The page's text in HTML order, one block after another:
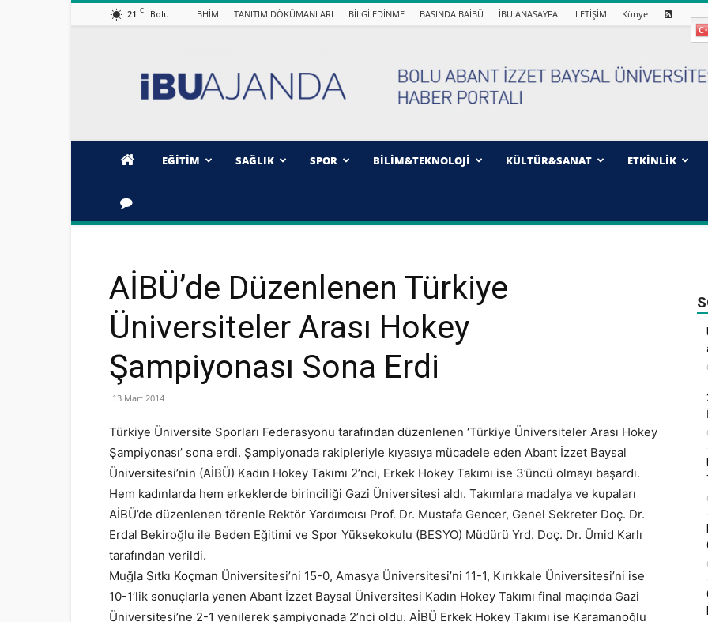
21 C Bolu BHİM TANITIM DÖKÜMANLARI BİLGİ EDİNME BASINDA BAİBÜ İBU ANASAYFA İLETİŞİM Künye
EĞİTİM SAĞLIK SPOR BİLİM&TEKNOLOJİ KÜLTÜR&SANAT ETKİNLİK
AİBÜ’de Düzenlenen Türkiye
Üniversiteler Arası Hokey
Şampiyonası Sona Erdi
13 Mart 2014
Türkiye Üniversite Sporları Federasyonu tarafından düzenlenen ‘Türkiye Üniversiteler Arası Hokey
Şampiyonası’ sona erdi. Şampiyonada rakipleriyle kıyasıya mücadele eden Abant İzzet Baysal
Üniversitesi’nin (AİBÜ) Kadın Hokey Takımı 2’nci, Erkek Hokey Takımı ise 3’üncü olmayı başardı.
Hem kadınlarda hem erkeklerde birinciliği Gazi Üniversitesi aldı. Takımlara madalya ve kupaları
AİBÜ’de düzenlenen törenle Rektör Yardımcısı Prof. Dr. Mustafa Gencer, Genel Sekreter Doç. Dr.
Erdal Bekiroğlu ile Beden Eğitimi ve Spor Yüksekokulu (BESYO) Müdürü Yrd. Doç. Dr. Ümid Karlı
tarafından verildi.
Muğla Sıtkı Koçman Üniversitesi’ni 15-0, Amasya Üniversitesi’ni 11-1, Kırıkkale Üniversitesi’ni ise
10-1’lik sonuçlarla yenen Abant İzzet Baysal Üniversitesi Kadın Hokey Takımı final maçında Gazi
Üniversitesi’ne 2-1 yenilerek şampiyonada 2’nci oldu. AİBÜ Erkek Hokey Takımı ise Karamanoğlu